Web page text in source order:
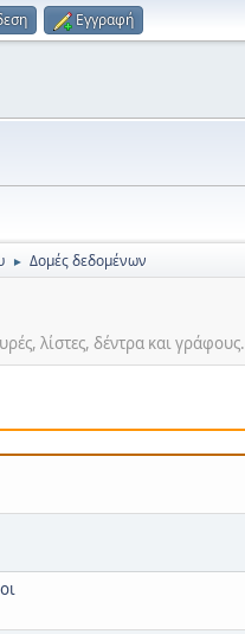
Εγγραφή
► Δομές δεδομένων
λίστες, δέντρα και γράφους.